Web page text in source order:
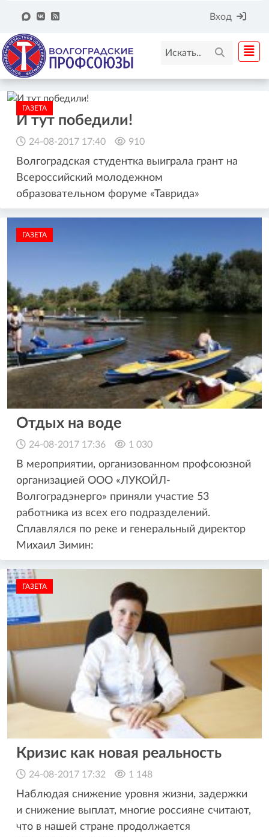
Вход
ГАЗЕТА
И тут победили!
24-08-2017 17:40 910
Волгоградская студентка выиграла грант на
Всероссийский молодежном
образовательном форуме «Таврида»
ГАЗЕТА
Отдых на воде
24-08-2017 17:36 1 030
В мероприятии, организованном профсоюзной
организацией ООО «ЛУКОЙЛ-
Волгоградэнерго» приняли участие 53
работника из всех его подразделений.
Сплавлялся по реке и генеральный директор
Михаил Зимин:
ГАЗЕТА
Кризис как новая реальность
24-08-2017 17:32 1 148
Наблюдая снижение уровня жизни, задержки
и снижение выплат, многие россияне считают,
что в нашей стране продолжается